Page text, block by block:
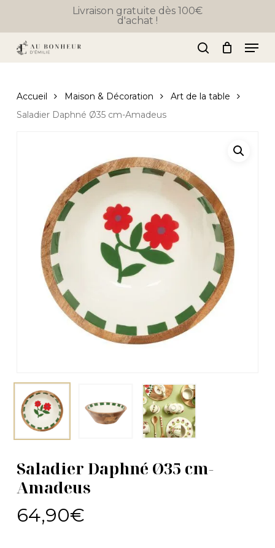
content
Livraison gratuite dès 100€
d'achat !
search
Cart
Accueil Maison & Décoration
Art de la table
Saladier Daphné Ø35 cm-Amadeus
Saladier Daphné Ø35 cm-
Amadeus
64,90€
Menu